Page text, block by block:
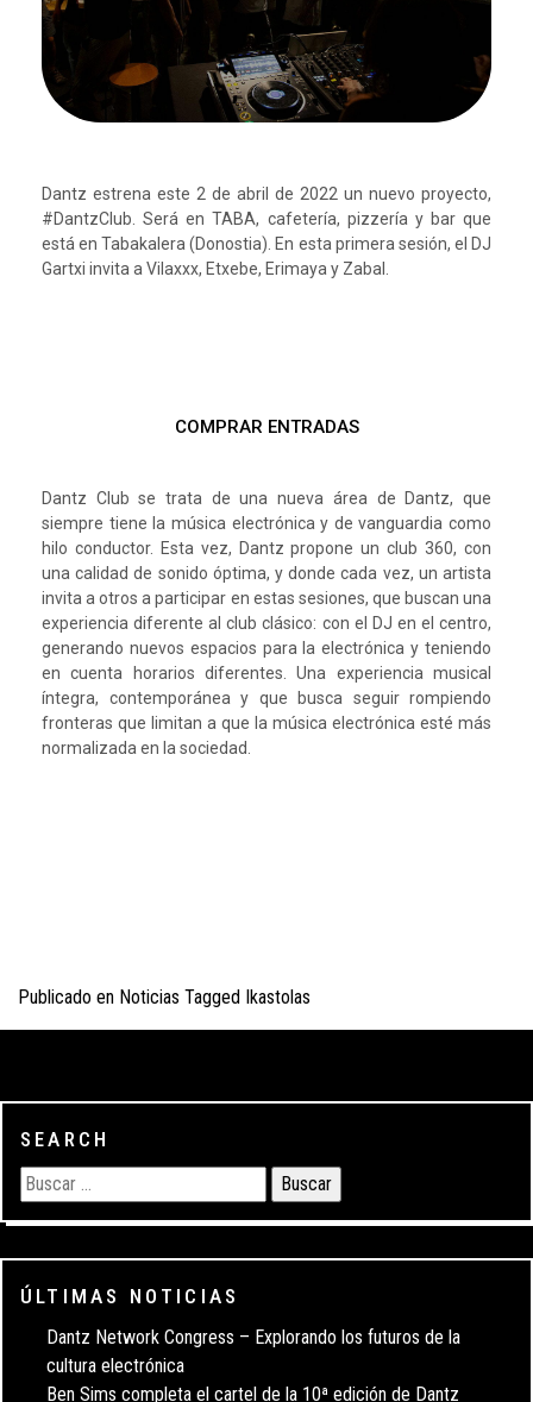
Dantz estrena este 2 de abril de 2022 un nuevo proyecto,
#DantzClub. Será en TABA, cafetería, pizzería y bar que
está en Tabakalera (Donostia). En esta primera sesión, el DJ
Gartxi invita a Vilaxxx, Etxebe, Erimaya y Zabal.
COMPRAR ENTRADAS
Dantz Club se trata de una nueva área de Dantz, que
siempre tiene la música electrónica y de vanguardia como
hilo conductor. Esta vez, Dantz propone un club 360, con
una calidad de sonido óptima, y donde cada vez, un artista
invita a otros a participar en estas sesiones, que buscan una
experiencia diferente al club clásico: con el DJ en el centro,
generando nuevos espacios para la electrónica y teniendo
en cuenta horarios diferentes. Una experiencia musical
íntegra, contemporánea y que busca seguir rompiendo
fronteras que limitan a que la música electrónica esté más
normalizada en la sociedad.
Publicado en Noticias Tagged Ikastolas
SEARCH
ÚLTIMAS NOTICIAS
Dantz Network Congress – Explorando los futuros de la
cultura electrónica
Ben Sims completa el cartel de la 10ª edición de Dantz